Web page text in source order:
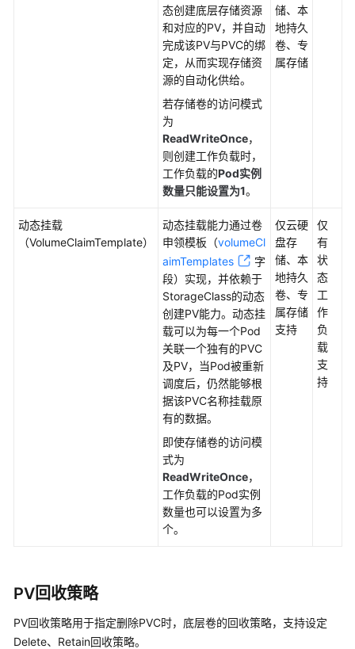
权
API
参
态创建底层存储资源
和对应的PV，并自动
完成该PV与PVC的绑
定，从而实现存储资
源的自动化供给。
若存储卷的访问模式
为
ReadWriteOnce，
则创建工作负载时，
工作负载的Pod实例
数量只能设置为1。
储、本
地持久
卷、专
属存储
动态挂载
（VolumeClaimTemplate）
动态挂载能力通过卷
申领模板（volumeCl
aimTemplates
字
段）实现，并依赖于
StorageClass的动态
创建PV能力。动态挂
载可以为每一个Pod
关联一个独有的PVC
及PV，当Pod被重新
调度后，仍然能够根
据该PVC名称挂载原
有的数据。
即使存储卷的访问模
式为
ReadWriteOnce，
工作负载的Pod实例
数量也可以设置为多
个。
仅云硬
盘存
储、本
地持久
卷、专
属存储
支持
仅
有
状
态
工
作
负
载
支
持
PV回收策略
PV回收策略用于指定删除PVC时，底层卷的回收策略，支持设定
Delete、Retain回收策略。